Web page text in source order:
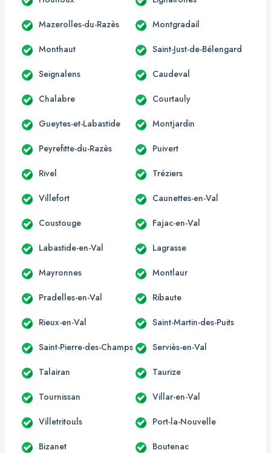
Mazerolles-du-Razès Montgradail
Monthaut Saint-Just-de-Bélengard
Seignalens Caudeval
Chalabre Courtauly
Gueytes-et-Labastide Montjardin
Peyrefitte-du-Razès Puivert
Rivel Tréziers
Villefort Caunettes-en-Val
Coustouge Fajac-en-Val
Labastide-en-Val Lagrasse
Mayronnes Montlaur
Pradelles-en-Val Ribaute
Rieux-en-Val Saint-Martin-des-Puits
Saint-Pierre-des-Champs Serviès-en-Val
Talairan Taurize
Tournissan Villar-en-Val
Villetritouls Port-la-Nouvelle
Bizanet Boutenac